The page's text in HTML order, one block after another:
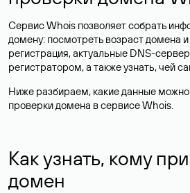
Сервис Whois позволяет собрать
домену: посмотреть возраст домена
регистрация, актуальные DNS-
регистратором, а также узнать, чей
Ниже разбираем, какие данные можно
проверки домена в сервисе Whois.
Как узнать, кому
домен